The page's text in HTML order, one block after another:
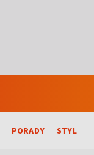
PORADY STYL